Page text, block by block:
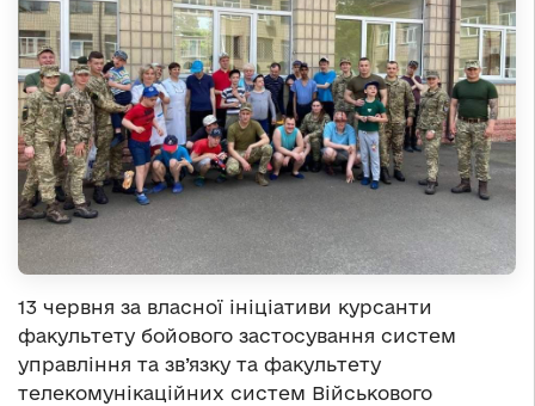
13 червня за власної ініціативи курсанти
факультету бойового застосування систем
управління та зв’язку та факультету
телекомунікаційних систем Військового